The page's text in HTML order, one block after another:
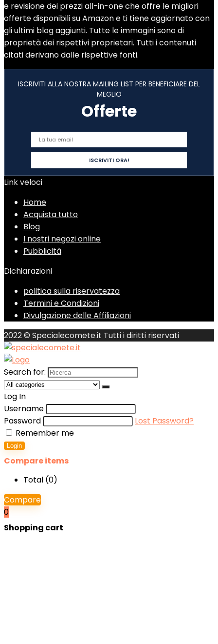
e revisione dei prezzi all-in-one che offre le migliori
offerte disponibili su Amazon e ti tiene aggiornato con
gli ultimi blog aggiunti. Tutte le immagini sono di
proprietà dei rispettivi proprietari. Tutti i contenuti
citati derivano dalle rispettive fonti.
ISCRIVITI ALLA NOSTRA MAILING LIST PER BENEFICIARE DEL
MEGLIO
Offerte
Link veloci
Home
Acquista tutto
Blog
I nostri negozi online
Pubblicità
Dichiarazioni
politica sulla riservatezza
Termini e Condizioni
Divulgazione delle Affiliazioni
2022 © Specialecomete.it Tutti i diritti riservati
Search for:
Log In
Username
Password
Lost Password?
Remember me
Login
Compare items
Total (0)
Compare
0
Shopping cart